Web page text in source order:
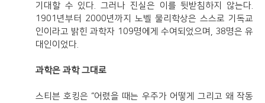
기대할 수 있다. 그러나 진실은 이를 뒷받침하지 않는다.
1901년부터 2000년까지 노벨 물리학상은 스스로 기독교
인이라고 밝힌 과학자 109명에게 수여되었으며, 38명은 유
대인이었다.
과학은 과학 그대로
스티븐 호킹은 “어렸을 때는 우주가 어떻게 그리고 왜 작동